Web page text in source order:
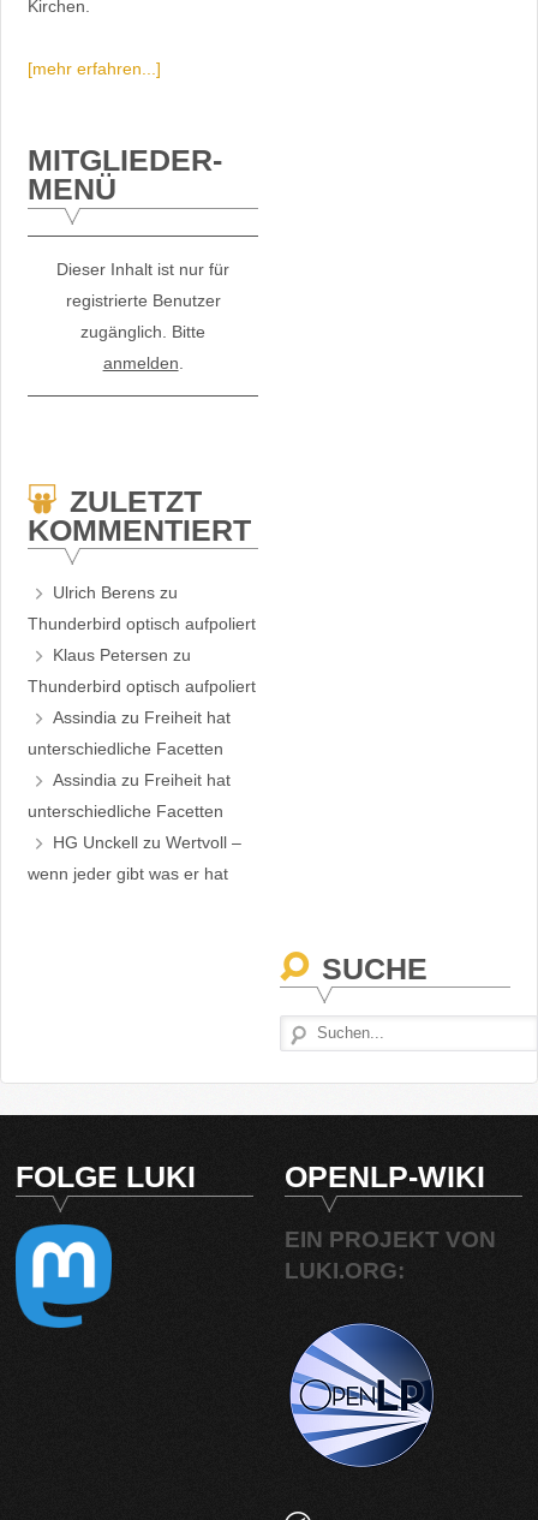
Kirchen.
[mehr erfahren...]
MITGLIEDER-
MENÜ
Dieser Inhalt ist nur für
registrierte Benutzer
zugänglich. Bitte
anmelden.
ZULETZT
KOMMENTIERT
Ulrich Berens zu
Thunderbird optisch aufpoliert
Klaus Petersen zu
Thunderbird optisch aufpoliert
Assindia zu Freiheit hat
unterschiedliche Facetten
Assindia zu Freiheit hat
unterschiedliche Facetten
HG Unckell zuWertvoll –
wenn jeder gibt was er hat
SUCHE
FOLGE LUKI OPENLP-WIKI
EIN PROJEKT VON
LUKI.ORG: